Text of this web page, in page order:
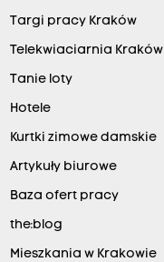
Targi pracy Kraków
Telekwiaciarnia Kraków
Tanie loty
Hotele
Kurtki zimowe damskie
Artykuły biurowe
Baza ofert pracy
the:blog
Mieszkania w Krakowie